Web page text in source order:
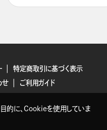
特定商取引に基づく表示
せ ご利用ガイド
的に、Cookieを使用していま